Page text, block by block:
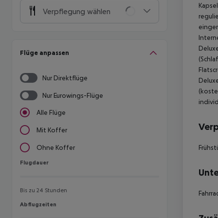
Verpflegung wählen
Flüge anpassen
Nur Direktflüge
Nur Eurowings-Flüge
Alle Flüge
Mit Koffer
Ohne Koffer
Flugdauer
Flugdauer
Bis zu 24 Stunden
Abflugzeiten
Abflugzeiten